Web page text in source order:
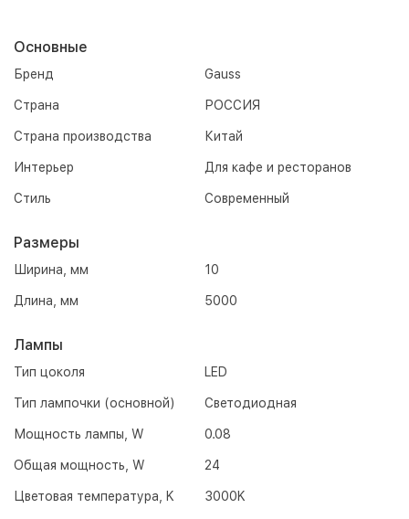
Основные
Бренд Gauss
Страна РОССИЯ
Страна производства Китай
Интерьер Для кафе и ресторанов
Стиль Современный
Размеры
Ширина, мм 10
Длина, мм 5000
Лампы
Тип цоколя LED
Тип лампочки (основной) Светодиодная
Мощность лампы, W 0.08
Общая мощность, W 24
Цветовая температура, K 3000K